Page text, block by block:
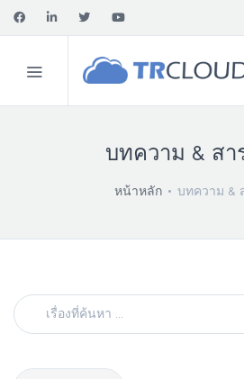
บทความ & สา
หน้าหลัก บทความ &